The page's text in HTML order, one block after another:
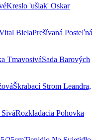
Kreslo 'ušiak' Oskar
Prešívaná Posteľná
Sada Barových
Škrabací Strom Leandra,
Rozkladacia Pohovka